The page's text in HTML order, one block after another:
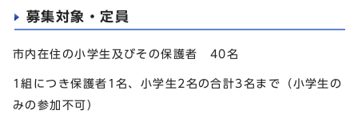
募集対象・定員
市内在住の小学生及びその保護者 40名
1組につき保護者1名、小学生2名の合計3名まで（小学生の
みの参加不可）